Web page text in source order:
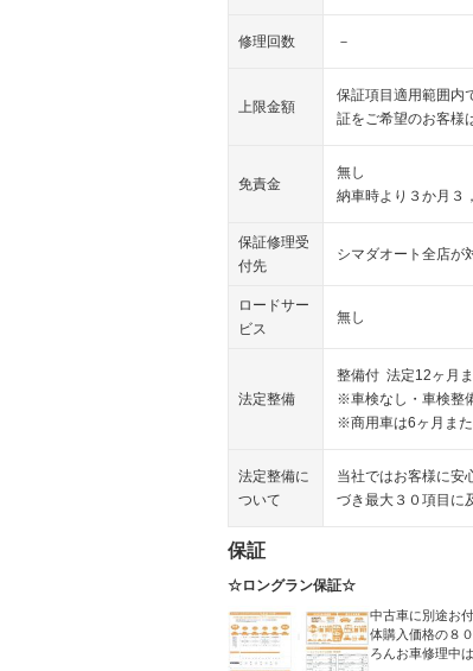
修理回数 －
上限金額
保証項目適用範囲内
証をご希望のお客様
免責金
無し
納車時より３か月３
保証修理受
付先
シマダオート全店が
ロードサー
ビス
無し
法定整備
整備付 法定12ヶ月
※車検なし・車検整
※商用車は6ヶ月ま
法定整備に
ついて
当社ではお客様に安
づき最大３０項目に
保証
☆ロングラン保証☆
中古車に別途お
体購入価格の８
ろんお車修理中